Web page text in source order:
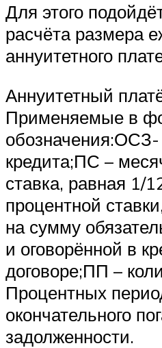
Для этого
расчёта размера
аннуитетного
Аннуитетный
Применяемые в
кредита;ПС –
ставка, равная 1/
процентной
на сумму
и оговорённой в
договоре;ПП –
Процентных
окончательного
задолженности.